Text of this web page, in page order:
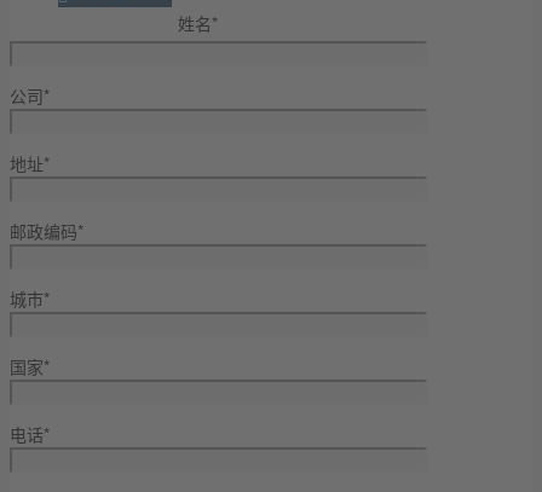
姓名*
公司*
地址*
邮政编码*
城市*
国家*
电话*